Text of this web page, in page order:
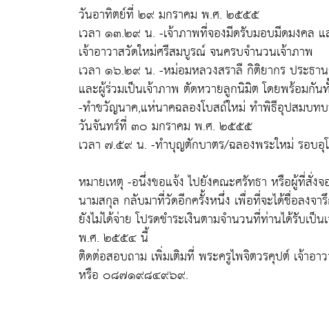
วันอาทิตย์ที่ ๒๙ มกราคม พ.ศ. ๒๕๕๕
เวลา ๑๓.๒๙ น. -เจ้าภาพที่จองมีดรับมอบมีดมงคล
เจ้าอาวาสวัดใหม่ศรีสมบูรณ์ จนครบจำนวนเจ้าภาพ
เวลา ๑๖.๒๙ น. -หม่อมหลวงสราลี กิติยากร ประธ
และผู้ร่วมเป็นเจ้าภาพ ตัดหวายลูกนิมิต โดยพร้อมกั
-ทำขวัญนาค,แห่นาคฉลองโบสถ์ใหม่ ทำพิธีอุปสมบท
วันจันทร์ที่ ๓๐ มกราคม พ.ศ. ๒๕๕๕
เวลา ๗.๕๙ น. -ทำบุญตักบาตร/ฉลองพระใหม่ รอบอุ
หมายเหตุ -อนึ่งขอแจ้ง ไปยังคณะศรัทธา หรือผู้ที่สั่ง
นามสกุล กลับมาที่วัดอีกครั้งหนึ่ง เพื่อที่จะได้ชื่อลงจ
ยังไม่ได้จ่าย โปรดชำระเงินตามจำนวนที่ท่านได้รับ
พ.ศ. ๒๕๕๔ นี้
ติดต่อสอบถาม เพิ่มเติมที่ พระครูไพจิตวรคุปต์ เจ้า
หรือ ๐๘๗๑๙๘๔๙๖๙.